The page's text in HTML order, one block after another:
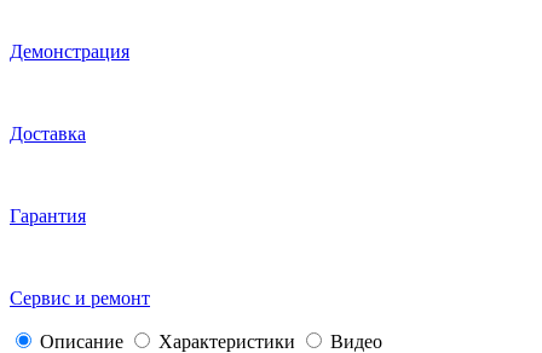
Демонстрация
Доставка
Гарантия
Сервис и ремонт
Описание Характеристики
Видео